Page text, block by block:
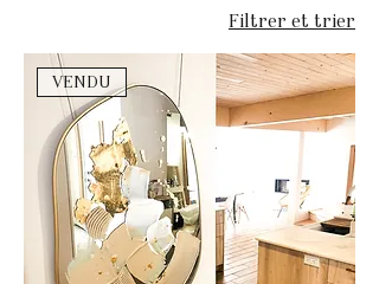
est un univers où chaque
émotion trouve sa place. C'est
un manifeste de liberté, un appel
à oser être soi-même, tout
simplement.
Filtrer et trier
VENDU